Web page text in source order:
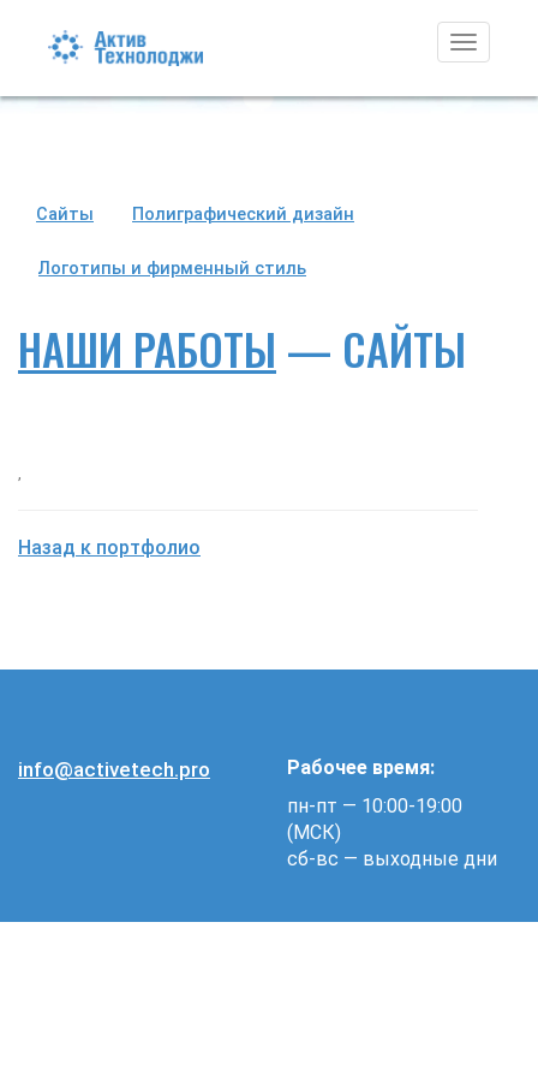
Toggle
Сайты Полиграфический дизайн
Логотипы и фирменный стиль
НАШИ РАБОТЫ — САЙТЫ
Назад к портфолио
info@activetech.pro
Рабочее время:
пн-пт — 10:00-19:00
(МСК)
сб-вс — выходные дни